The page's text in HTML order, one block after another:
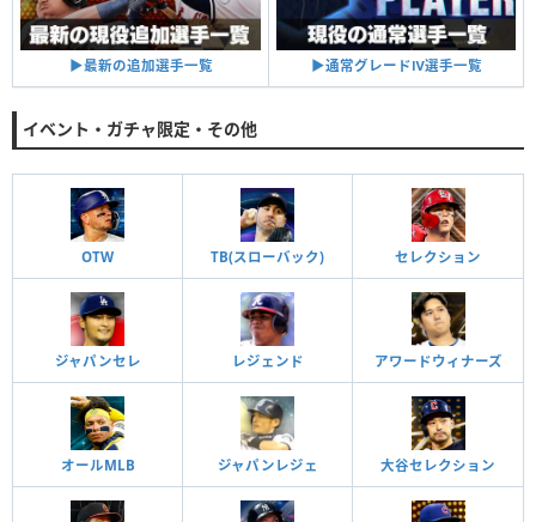
▶︎最新の追加選手一覧 ▶︎通常グレードⅣ選手一覧
イベント・ガチャ限定・その他
OTW TB(スローバック) セレクション
ジャパンセレ レジェンド アワードウィナーズ
オールMLB ジャパンレジェ 大谷セレクション